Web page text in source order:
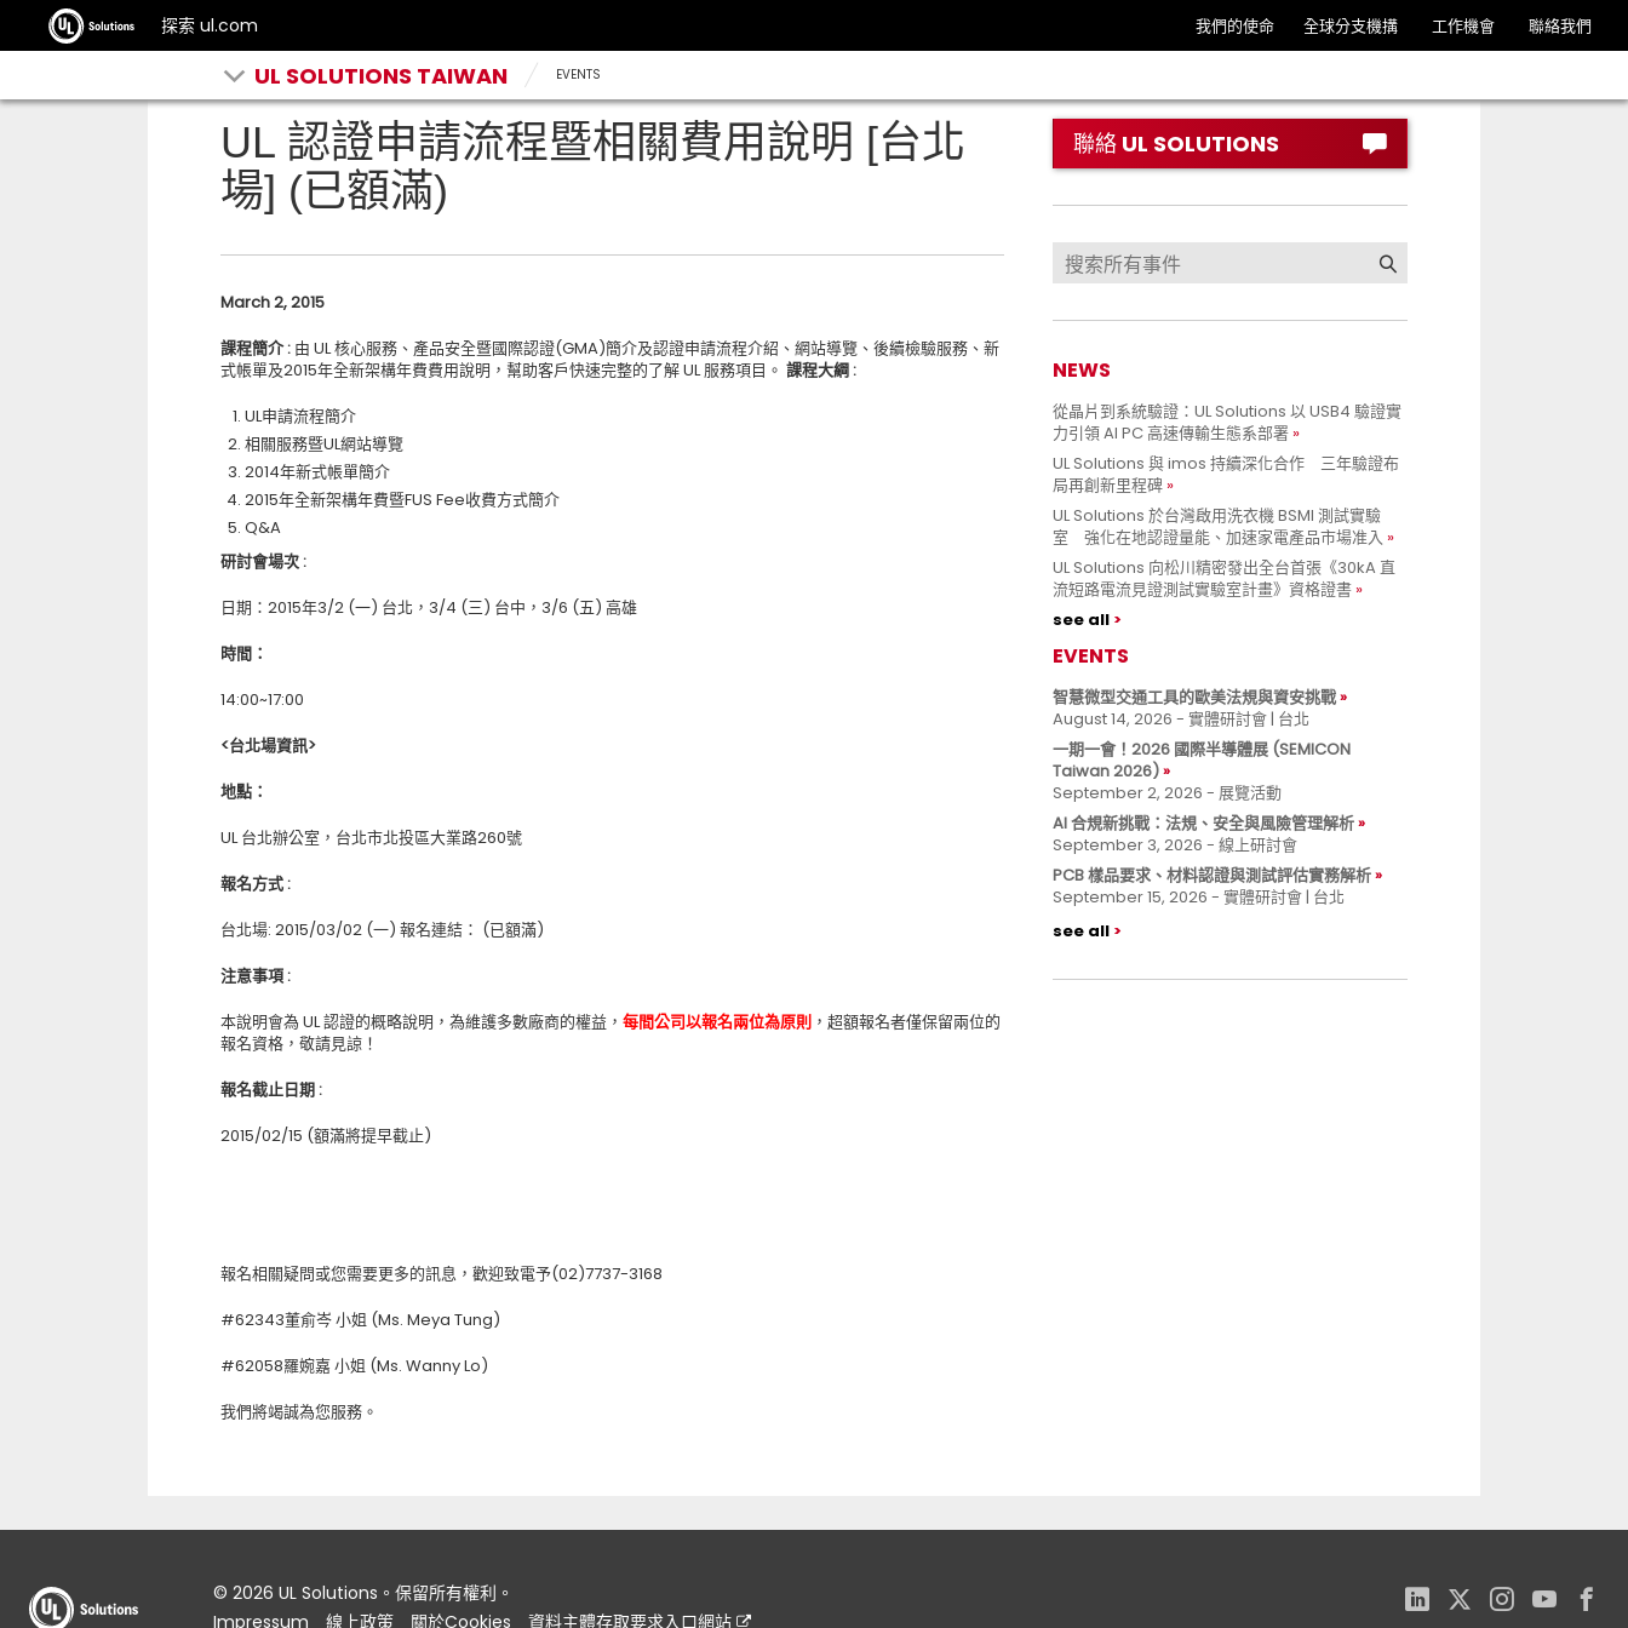
探索 ul.com 我們的使命 全球分支機搆 工作機會 聯絡我們
UL SOLUTIONS TAIWAN EVENTS
UL 認證申請流程暨相關費用說明 [台北
場] (已額滿)
March 2, 2015
課程簡介: 由 UL 核心服務、產品安全暨國際認證(GMA)簡介及認證申請流程介紹、網站導覽、後續檢驗服務、新
式帳單及2015年全新架構年費費用說明，幫助客戶快速完整的了解 UL 服務項目。 課程大綱 :
UL申請流程簡介
相關服務暨UL網站導覽
2014年新式帳單簡介
2015年全新架構年費暨FUS Fee收費方式簡介
Q&A
研討會場次 :
日期：2015年3/2 (一) 台北，3/4 (三) 台中，3/6 (五) 高雄
時間：
14:00~17:00
<台北場資訊>
地點：
UL 台北辦公室，台北市北投區大業路260號
報名方式 :
台北場: 2015/03/02 (一) 報名連結： (已額滿)
注意事項 :
本說明會為 UL 認證的概略說明，為維護多數廠商的權益， 每間公司以報名兩位為原則 ，超額報名者僅保留兩位的
報名資格，敬請見諒！
報名截止日期 :
2015/02/15 (額滿將提早截止)
報名相關疑問或您需要更多的訊息，歡迎致電予(02)7737-3168
#62343董俞岑 小姐 (Ms. Meya Tung)
#62058羅婉嘉 小姐 (Ms. Wanny Lo)
我們將竭誠為您服務。
聯絡 UL SOLUTIONS
NEWS
從晶片到系統驗證：UL Solutions 以 USB4 驗證實
力引領 AI PC 高速傳輸生態系部署
UL Solutions 與 imos 持續深化合作 三年驗證布
局再創新里程碑
UL Solutions 於台灣啟用洗衣機 BSMI 測試實驗
室 強化在地認證量能、加速家電產品市場准入
UL Solutions 向松川精密發出全台首張《30kA 直
流短路電流見證測試實驗室計畫》資格證書
see all
EVENTS
智慧微型交通工具的歐美法規與資安挑戰
August 14, 2026 - 實體研討會 | 台北
一期一會！2026 國際半導體展 (SEMICON
Taiwan 2026)
September 2, 2026 - 展覽活動
AI 合規新挑戰：法規、安全與風險管理解析
September 3, 2026 - 線上研討會
PCB 樣品要求、材料認證與測試評估實務解析
September 15, 2026 - 實體研討會 | 台北
see all
© 2026 UL Solutions。保留所有權利。
Impressum
線上政策 關於Cookies 資料主體存取要求入口網站